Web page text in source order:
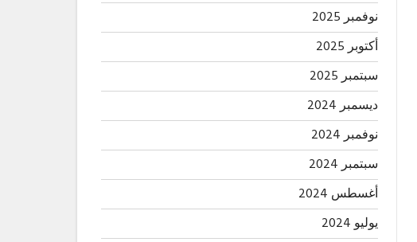
نوفمبر 2025
أكتوبر 2025
سبتمبر 2025
ديسمبر 2024
نوفمبر 2024
سبتمبر 2024
أغسطس 2024
يوليو 2024